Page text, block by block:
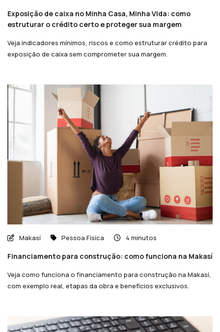
Exposição de caixa no Minha Casa, Minha Vida: como
estruturar o crédito certo e proteger sua margem
Veja indicadores mínimos, riscos e como estruturar crédito para
exposição de caixa sem comprometer sua margem.
Makasí Pessoa Física 4 minutos
Financiamento para construção: como funciona na Makasí
Veja como funciona o financiamento para construção na Makasí,
com exemplo real, etapas da obra e benefícios exclusivos.